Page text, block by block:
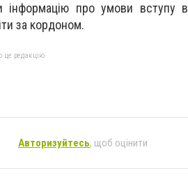
інформацію про умови вступу в
за кордоном.
це редакцію
Авторизуйтесь, щоб оцінити